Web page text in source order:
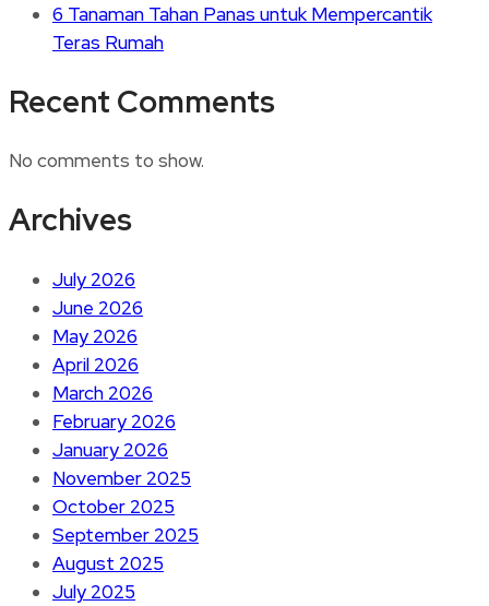
6 Tanaman Tahan Panas untuk Mempercantik
Teras Rumah
Recent Comments
No comments to show.
Archives
July 2026
June 2026
May 2026
April 2026
March 2026
February 2026
January 2026
November 2025
October 2025
September 2025
August 2025
July 2025